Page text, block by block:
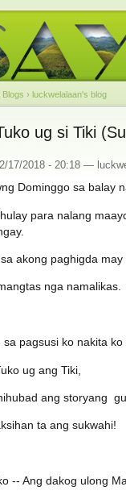
Blogs › luckwelalaan's blog
ug si Tiki
17/2018 - 20:18 —
Dominggo sa balay
para nalang
akong paghigda
nga namalikas.
sa pagsusi ko nakita ko
ug ang Tiki,
ang storyang
ta ang sukwahi!
-- Ang dakog ulong